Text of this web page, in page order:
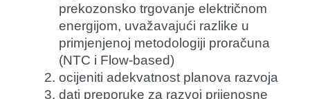
prekozonsko trgovanje električnom
energijom, uvažavajući razlike u
primjenjenoj metodologiji proračuna
(NTC i Flow-based)
ocijeniti adekvatnost planova razvoja
dati preporuke za razvoj prijenosne